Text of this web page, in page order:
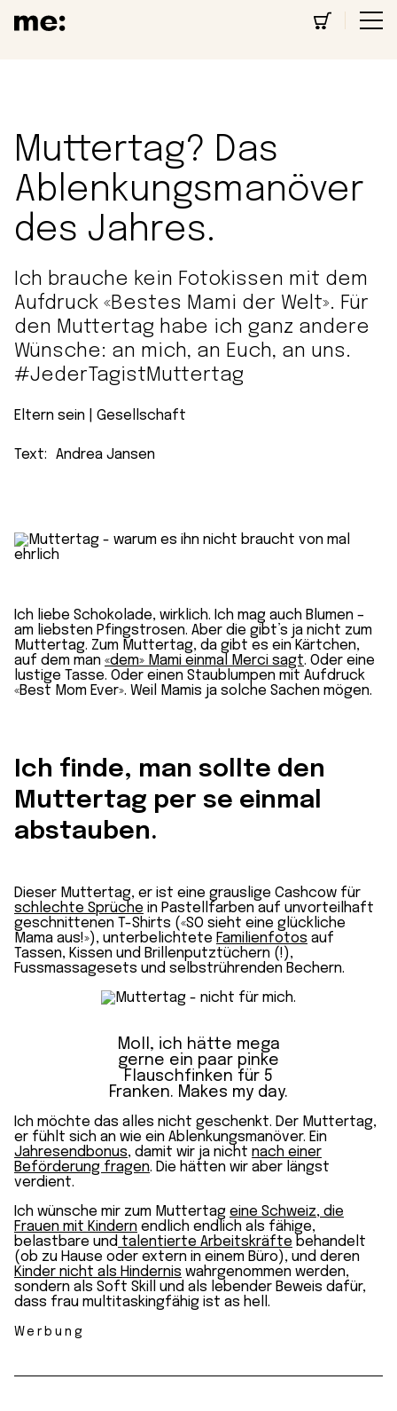
Muttertag? Das
Ablenkungsmanöver
des Jahres.
Ich brauche kein Fotokissen mit dem
Aufdruck «Bestes Mami der Welt». Für
den Muttertag habe ich ganz andere
Wünsche: an mich, an Euch, an uns.
#JederTagistMuttertag
Eltern sein Gesellschaft
Text: Andrea Jansen
Ich liebe Schokolade, wirklich. Ich mag auch Blumen –
am liebsten Pfingstrosen. Aber die gibt’s ja nicht zum
Muttertag. Zum Muttertag, da gibt es ein Kärtchen,
auf dem man «dem» Mami einmal Merci sagt. Oder eine
lustige Tasse. Oder einen Staublumpen mit Aufdruck
«Best Mom Ever». Weil Mamis ja solche Sachen mögen.
Ich finde, man sollte den
Muttertag per se einmal
abstauben.
Dieser Muttertag, er ist eine grauslige Cashcow für
schlechte Sprüche in Pastellfarben auf unvorteilhaft
geschnittenen T-Shirts («SO sieht eine glückliche
Mama aus!»), unterbelichtete Familienfotos auf
Tassen, Kissen und Brillenputztüchern (!),
Fussmassagesets und selbstrührenden Bechern.
Moll, ich hätte mega
gerne ein paar pinke
Flauschfinken für 5
Franken. Makes my day.
Ich möchte das alles nicht geschenkt. Der Muttertag,
er fühlt sich an wie ein Ablenkungsmanöver. Ein
Jahresendbonus, damit wir ja nicht nach einer
Beförderung fragen. Die hätten wir aber längst
verdient.
Ich wünsche mir zum Muttertag eine Schweiz, die
Frauen mit Kindern endlich endlich als fähige,
belastbare und talentierte Arbeitskräfte behandelt
(ob zu Hause oder extern in einem Büro), und deren
Kinder nicht als Hindernis wahrgenommen werden,
sondern als Soft Skill und als lebender Beweis dafür,
dass frau multitaskingfähig ist as hell.
Werbung